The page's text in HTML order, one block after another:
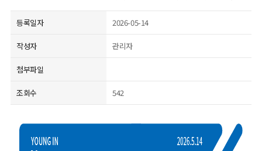
등록일자 2026-05-14
작성자 관리자
첨부파일
조회수 542